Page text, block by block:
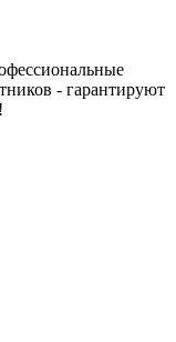
- гарантируют